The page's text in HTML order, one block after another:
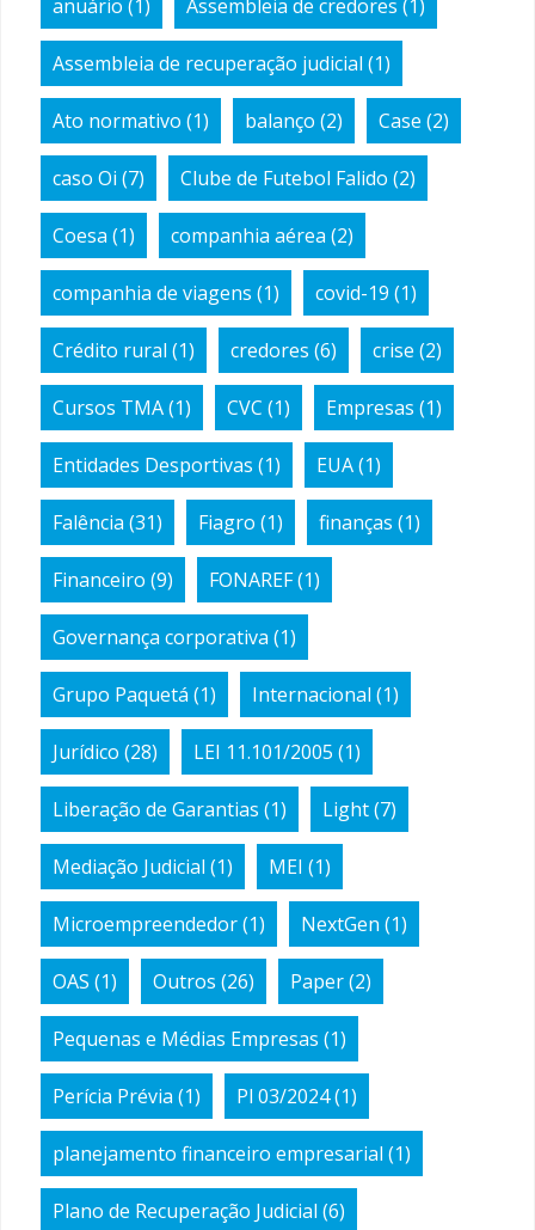
anuário (1) Assembleia de credores (1)
Assembleia de recuperação judicial (1)
Ato normativo (1) balanço (2) Case (2)
caso Oi (7) Clube de Futebol Falido (2)
Coesa (1) companhia aérea (2)
companhia de viagens (1) covid-19 (1)
Crédito rural (1) credores (6) crise (2)
Cursos TMA(1) CVC (1) Empresas (1)
Entidades Desportivas (1) EUA(1)
Falência (31) Fiagro (1) finanças (1)
Financeiro (9) FONAREF(1)
Governança corporativa (1)
Grupo Paquetá (1) Internacional (1)
Jurídico (28) LEI 11.101/2005 (1)
Liberação de Garantias (1) Light(7)
Mediação Judicial (1) MEI (1)
Microempreendedor(1) NextGen (1)
OAS (1) Outros (26) Paper(2)
Pequenas e Médias Empresas (1)
Perícia Prévia (1) Pl 03/2024(1)
planejamento financeiro empresarial (1)
Plano de Recuperação Judicial (6)